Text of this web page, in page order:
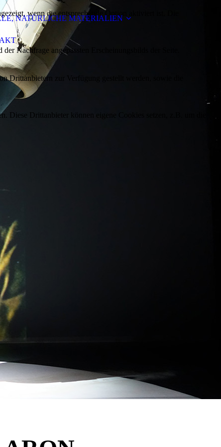
NATÜRLICHE MATERIALIEN
wenn die entsprechende Option aktiviert ist. Die
Nachfrage angepassten Erscheinungsbilds der Seite.
Drittanbietern zur Verfügung gestellt werden, sowie die
Diese Drittanbieter können eigene Cookies setzen, z.B. um die